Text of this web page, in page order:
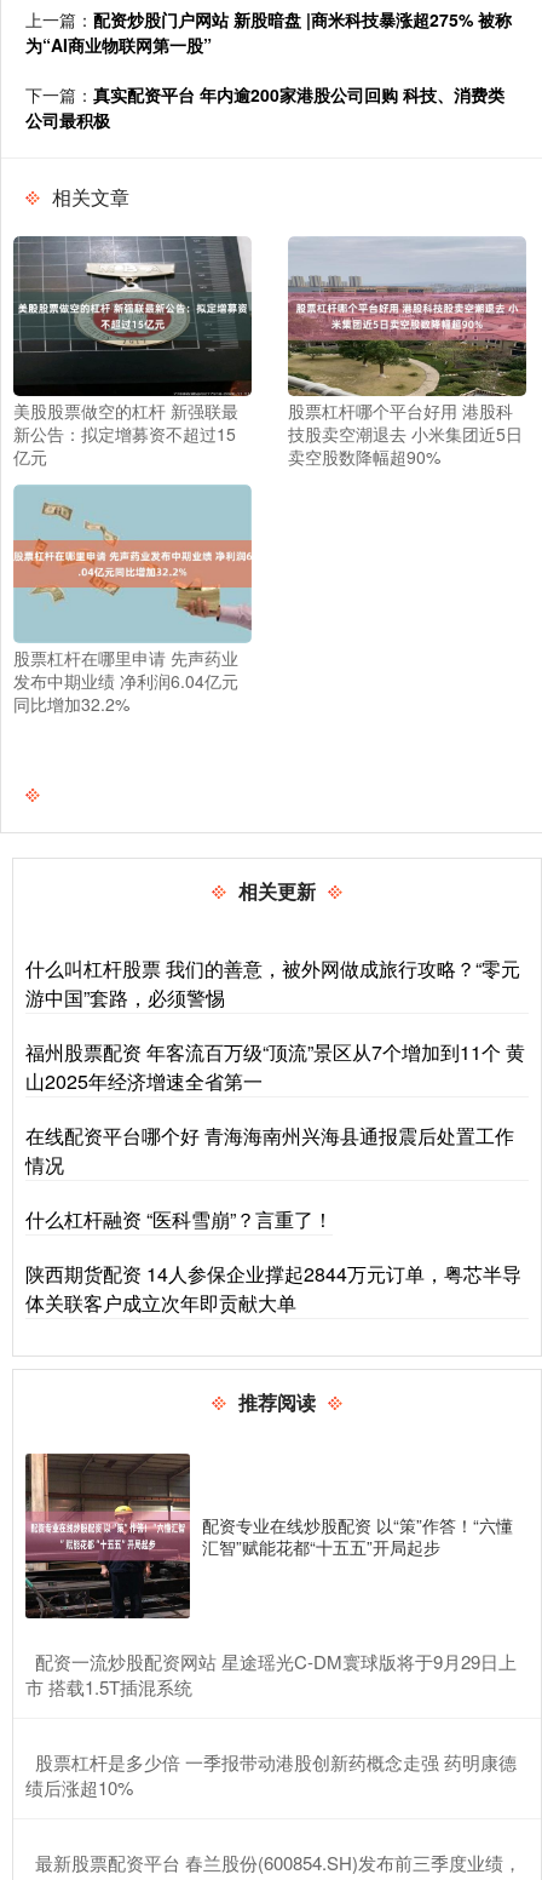
上一篇： 配资炒股门户网站 新股暗盘 |商米科技暴涨超275% 被称
为“AI商业物联网第一股”
下一篇： 真实配资平台 年内逾200家港股公司回购 科技、消费类
公司最积极
相关文章
美股股票做空的杠杆 新强联最
新公告：拟定增募资不超过15
亿元
股票杠杆哪个平台好用 港股科
技股卖空潮退去 小米集团近5日
卖空股数降幅超90%
股票杠杆在哪里申请 先声药业
发布中期业绩 净利润6.04亿元
同比增加32.2%
相关更新
什么叫杠杆股票 我们的善意，被外网做成旅行攻略？“零元
游中国”套路，必须警惕
福州股票配资 年客流百万级“顶流”景区从7个增加到11个 黄
山 2025年经济增速全省第一
在线配资平台哪个好 青海海南州兴海县通报震后处置工作
情况
什么杠杆融资 “医科雪崩”？言重了！
陕西期货配资 14人参保企业撑起2844万元订单，粤芯半导
体关联客户成立次年即贡献大单
推荐阅读
配资专业在线炒股配资 以“策”作答！“六懂
汇智”赋能花都“十五五”开局起步
​配资一流炒股配资网站 星途瑶光C-DM寰球版将于9月29日上
市 搭载1.5T插混系统
​股票杠杆是多少倍 一季报带动港股创新药概念走强 药明康德
绩后涨超10%
​最新股票配资平台 春兰股份(600854.SH)发布前三季度业绩，